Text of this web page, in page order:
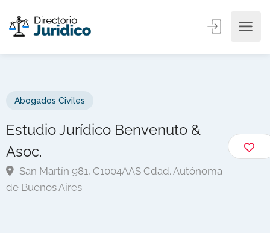
Abogados Civiles
Estudio Jurídico Benvenuto &
Asoc.
San Martín 981, C1004AAS Cdad. Autónoma
de Buenos Aires